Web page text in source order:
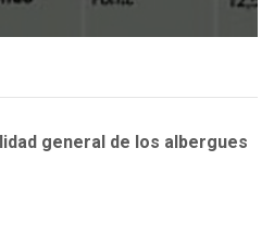
general de los albergues